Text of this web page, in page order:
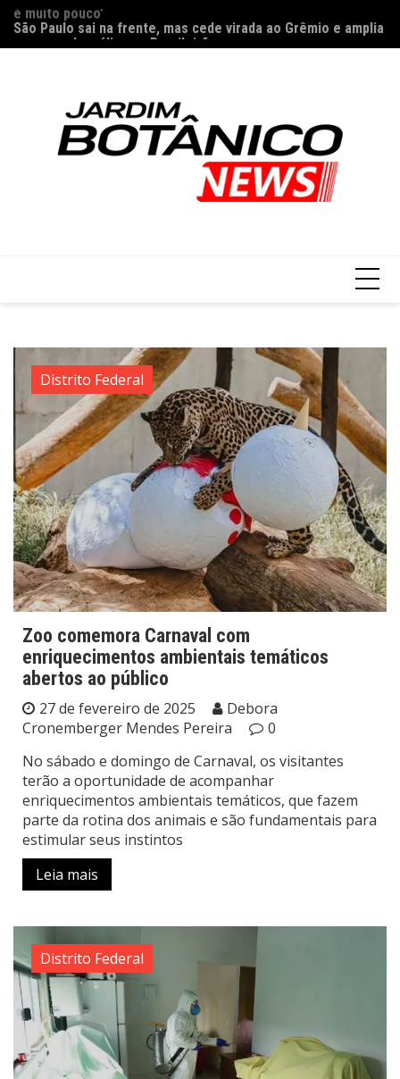
para
o
São Paulo sai na frente, mas cede virada ao Grêmio e amplia
marca melancólica no Brasileirão
Distrito Federal
Zoo comemora Carnaval com
enriquecimentos ambientais temáticos
abertos ao público
27 de fevereiro de 2025
Debora
Cronemberger Mendes Pereira
0
No sábado e domingo de Carnaval, os visitantes
terão a oportunidade de acompanhar
enriquecimentos ambientais temáticos, que fazem
parte da rotina dos animais e são fundamentais para
estimular seus instintos
Leia mais
Distrito Federal